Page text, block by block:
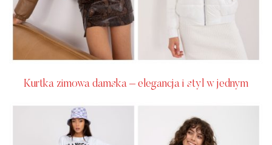
Kurtka zimowa damska – elegancja i styl w jednym